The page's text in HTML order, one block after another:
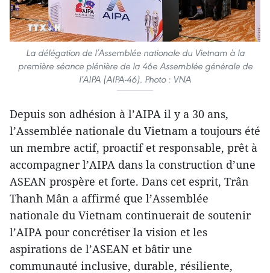
La délégation de l’Assemblée nationale du Vietnam à la
première séance plénière de la 46e Assemblée générale de
l’AIPA (AIPA-46). Photo : VNA
Depuis son adhésion à l’AIPA il y a 30 ans,
l’Assemblée nationale du Vietnam a toujours été
un membre actif, proactif et responsable, prêt à
accompagner l’AIPA dans la construction d’une
ASEAN prospère et forte. Dans cet esprit, Trân
Thanh Mân a affirmé que l’Assemblée
nationale du Vietnam continuerait de soutenir
l’AIPA pour concrétiser la vision et les
aspirations de l’ASEAN et bâtir une
communauté inclusive, durable, résiliente,